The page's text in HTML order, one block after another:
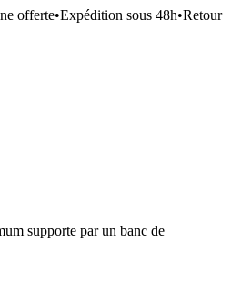
offerte•Expédition sous 48h•Retour
supporte par un banc de